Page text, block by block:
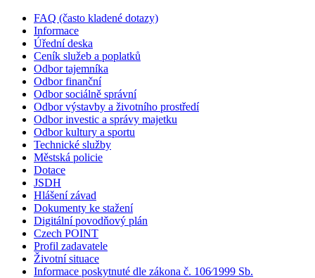
FAQ (často kladené dotazy)
Informace
Úřední deska
Ceník služeb a poplatků
Odbor tajemníka
Odbor finanční
Odbor sociálně správní
Odbor výstavby a životního prostředí
Odbor investic a správy majetku
Odbor kultury a sportu
Technické služby
Městská policie
Dotace
JSDH
Hlášení závad
Dokumenty ke stažení
Digitální povodňový plán
Czech POINT
Profil zadavatele
Životní situace
Informace poskytnuté dle zákona č. 106⁄1999 Sb.